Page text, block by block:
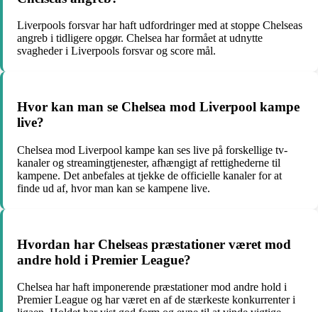
Liverpools forsvar har haft udfordringer med at stoppe Chelseas
angreb i tidligere opgør. Chelsea har formået at udnytte
svagheder i Liverpools forsvar og score mål.
Hvor kan man se Chelsea mod Liverpool kampe
live?
Chelsea mod Liverpool kampe kan ses live på forskellige tv-
kanaler og streamingtjenester, afhængigt af rettighederne til
kampene. Det anbefales at tjekke de officielle kanaler for at
finde ud af, hvor man kan se kampene live.
Hvordan har Chelseas præstationer været mod
andre hold i Premier League?
Chelsea har haft imponerende præstationer mod andre hold i
Premier League og har været en af de stærkeste konkurrenter i